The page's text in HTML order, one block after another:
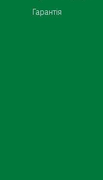
Гарантія